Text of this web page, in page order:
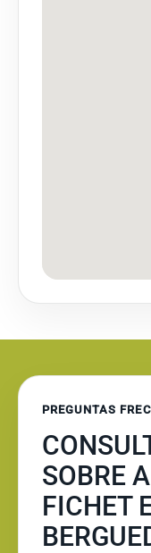
PREGUNTAS
SOBRE
FICHET